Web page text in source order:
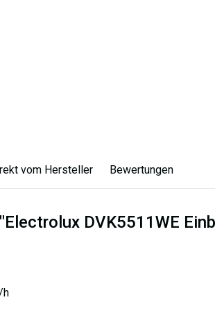
vom Hersteller Bewertungen
DVK5511WE
h